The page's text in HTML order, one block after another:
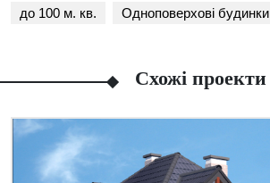
до 100 м. кв. Одноповерхові будинки
Схожі проекти